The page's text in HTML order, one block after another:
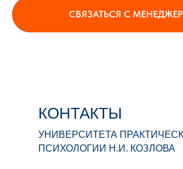
СВЯЗАТЬСЯ С
КОНТАКТЫ
УНИВЕРСИТЕТА
ПСИХОЛОГИИ Н.И. КОЗЛОВА